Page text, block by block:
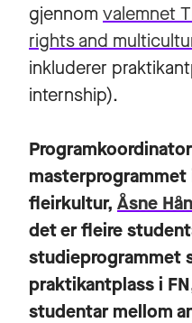
gjennom valemnet
rights and
inkluderer
internship).
fleirkultur, Åsne
det er fleire
studieprogrammet
praktikantplass i
studentar mellom